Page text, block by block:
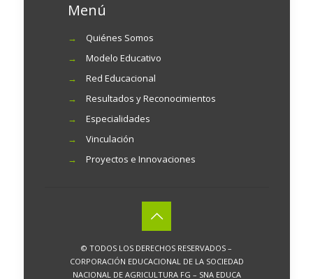
Menú
→
Quiénes Somos
→
Modelo Educativo
→
Red Educacional
→
Resultados y Reconocimientos
→
Especialidades
→
Vinculación
→
Proyectos e Innovaciones
© TODOS LOS DERECHOS RESERVADOS –
CORPORACIÓN EDUCACIONAL DE LA SOCIEDAD
NACIONAL DE AGRICULTURA FG – SNA EDUCA